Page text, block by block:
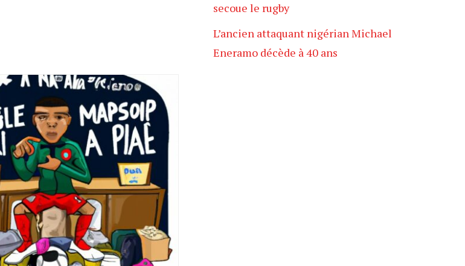
secoue le rugby
L’ancien attaquant nigérian Michael
Eneramo décède à 40 ans